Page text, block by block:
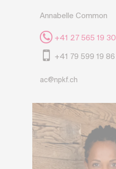
Annabelle Common
+41 27 565 19 30
+41 79 599 19 86
ac@npkf.ch